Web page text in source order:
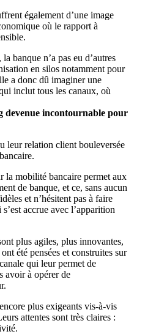
également d’une image
où le rapport à
banque n’a pas eu d’autres
en silos notamment pour
a donc dû imaginer une
inclut tous les canaux, où
incontournable pour
leur relation client bouleversée
la mobilité bancaire permet aux
de banque, et ce, sans aucun
et n’hésitent pas à faire
accrue avec l’apparition
plus agiles, plus innovantes,
été pensées et construites sur
qui leur permet de
avoir à opérer de
plus exigeants vis-à-vis
attentes sont très claires :